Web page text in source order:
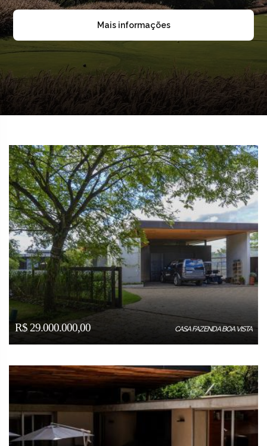
Mais informações
R$ 29.000.000,00 CASA FAZENDA BOA VISTA